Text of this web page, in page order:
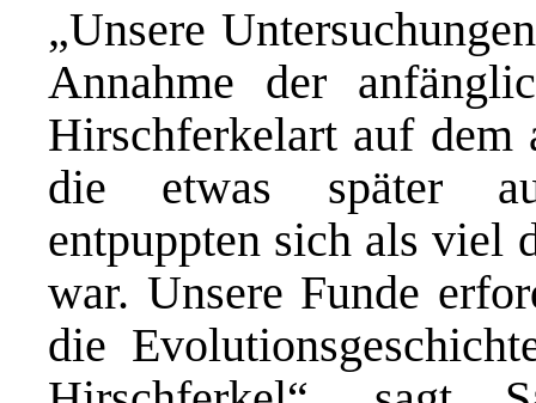
„Unsere
Annahme der
Hirschferkelart auf
die etwas später
entpuppten sich als viel
war. Unsere Funde
die